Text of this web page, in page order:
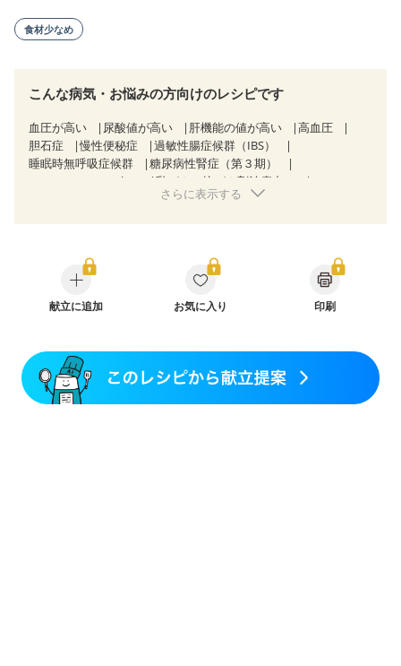
食材少なめ
こんな病気・お悩みの方向けのレシピです
血圧が高い 尿酸値が高い 肝機能の値が高い
高血圧
胆石症
慢性便秘症
過敏性腸症候群（IBS）
睡眠時無呼吸症候群
糖尿病性腎症（第３期）
CKD（ステージ３b）
乳がん（抗がん剤治療中）
乳がん（ホルモン療法中）
乳がん（放射線治療中）
妊婦健診・血糖値が気になる（初期）
妊娠高血圧(中期)
妊娠糖尿病(初期)
産後（母乳）
産後（ミルク）
骨粗しょう症
関節リウマチ
さらに表示する
献立に追加 お気に入り 印刷